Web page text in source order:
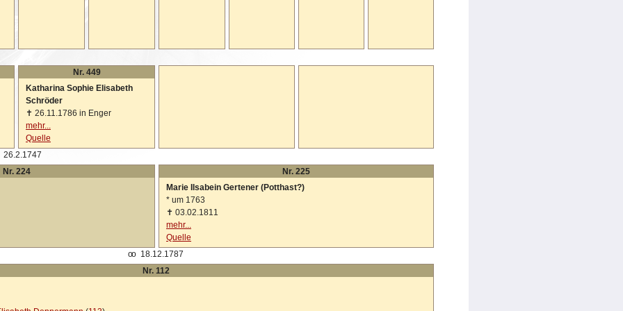
Nr. 449
Katharina Sophie Elisabeth
Schröder
✝ 26.11.1786 in Enger
mehr...
Quelle
26.2.1747
Nr. 224
Nr. 225
Marie Ilsabein Gertener (Potthast?)
* um 1763
✝ 03.02.1811
mehr...
Quelle
oo
18.12.1787
Nr. 112